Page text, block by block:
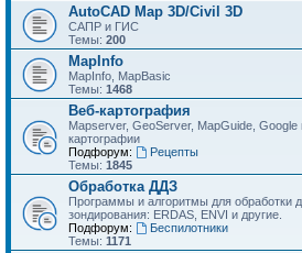
AutoCAD Map 3D/Civil 3D
САПР и ГИС
Темы: 200
MapInfo
MapInfo, MapBasic
Темы: 1468
Веб-картография
Mapserver, GeoServer, MapGuide,
картографии
Подфорум:
Рецепты
Темы: 1845
Обработка ДДЗ
Программы и алгоритмы для обработки
зондирования: ERDAS, ENVI и другие.
Подфорум:
Беспилотники
Темы: 1171